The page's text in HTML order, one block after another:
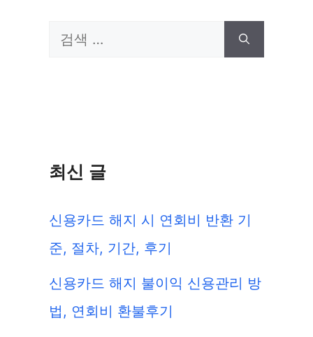
검
최신 글
신용카드 해지 시 연회비 반환 기
준, 절차, 기간, 후기
신용카드 해지 불이익 신용관리 방
법, 연회비 환불후기